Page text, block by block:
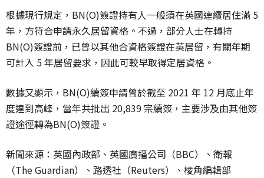
根據現行規定，BN(O)簽證持有人一般須在英國連續居住滿 5
年，方符合申請永久居留資格。不過，部分人士在轉持
BN(O)簽證前，已曾以其他合資格簽證在英居留，有關年期
可計入 5 年居留要求，因此可較早取得定居資格。
數據又顯示，BN(O)續簽申請曾於截至 2021 年 12 月底止年
度達到高峰，當年共批出 20,839 宗續簽，主要涉及由其他簽
證途徑轉為BN(O)簽證。
新聞來源：英國內政部、英國廣播公司（BBC）、衛報
（The Guardian）、路透社（Reuters）、棱角編輯部